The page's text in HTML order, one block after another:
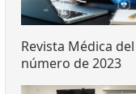
Revista Médica
número de 2023